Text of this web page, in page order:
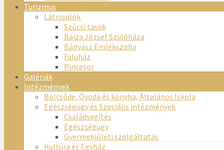
Turizmus
Látnivalók
Szűcsi tavak
Bajza József Szülőháza
Bányász Emlékszoba
Faluház
Pincesor
Galériák
Intézmények
Bölcsőde, Óvoda és konyha, Általános Iskola
Egészségügy és Szociális intézmények
Családsegítés
Egészségügy
Gyermekjóléti szolgáltatás
Kultúra és Egyház